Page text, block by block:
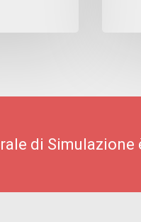
di